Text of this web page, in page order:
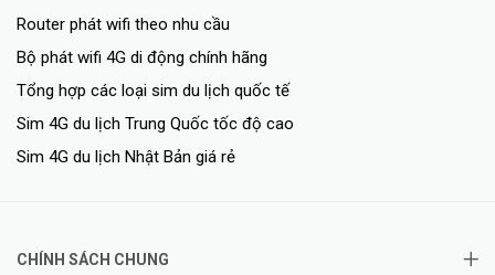
Router phát wifi theo nhu cầu
Bộ phát wifi 4G di động chính hãng
Tổng hợp các loại sim du lịch quốc tế
Sim 4G du lịch Trung Quốc tốc độ cao
Sim 4G du lịch Nhật Bản giá rẻ
CHÍNH SÁCH CHUNG